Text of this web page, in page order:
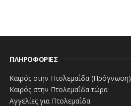
ΠΛΗΡΟΦΟΡΙΕΣ
Καιρός στην Πτολεμαΐδα (Πρόγνωση)
Καιρός στην Πτολεμαΐδα τώρα
Αγγελίες για Πτολεμαΐδα